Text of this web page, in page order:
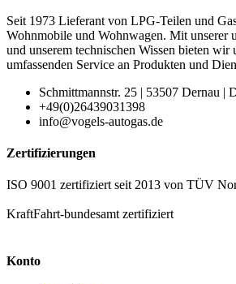
Seit 1973 Lieferant von LPG-Teilen und
Wohnmobile und Wohnwagen. Mit unserer
und unserem technischen Wissen bieten wir
umfassenden Service an Produkten und
Schmittmannstr. 25 | 53507 Dernau |
+49(0)26439031398
info@vogels-autogas.de
Zertifizierungen
ISO 9001 zertifiziert seit 2013 von TÜV
KraftFahrt-bundesamt zertifiziert
Konto